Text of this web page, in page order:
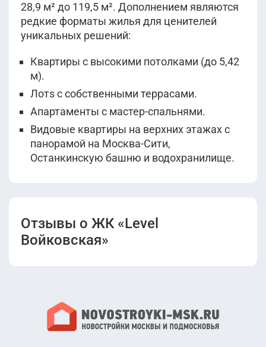
28,9 м² до 119,5 м². Дополнением являются
редкие форматы жилья для ценителей
уникальных решений:
Квартиры с высокими потолками (до 5,42
м).
Лотs с собственными террасами.
Апартаменты с мастер-спальнями.
Видовые квартиры на верхних этажах с
панорамой на Москва-Сити,
Останкинскую башню и водохранилище.
Отзывы о ЖК «Level
Войковская»